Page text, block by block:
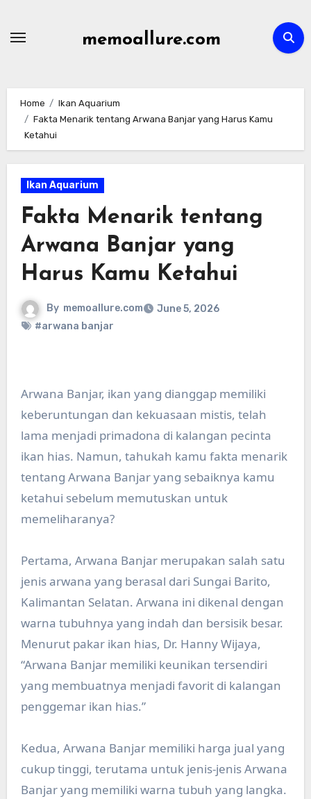
memoallure.com
Home
Ikan Aquarium
Fakta Menarik tentang Arwana Banjar yang Harus Kamu
Ketahui
Ikan Aquarium
Fakta Menarik tentang
Arwana Banjar yang
Harus Kamu Ketahui
By memoallure.com
June 5, 2026
#arwana banjar
Arwana Banjar, ikan yang dianggap memiliki
keberuntungan dan kekuasaan mistis, telah
lama menjadi primadona di kalangan pecinta
ikan hias. Namun, tahukah kamu fakta menarik
tentang Arwana Banjar yang sebaiknya kamu
ketahui sebelum memutuskan untuk
memeliharanya?
Pertama, Arwana Banjar merupakan salah satu
jenis arwana yang berasal dari Sungai Barito,
Kalimantan Selatan. Arwana ini dikenal dengan
warna tubuhnya yang indah dan bersisik besar.
Menurut pakar ikan hias, Dr. Hanny Wijaya,
“Arwana Banjar memiliki keunikan tersendiri
yang membuatnya menjadi favorit di kalangan
penggemar ikan hias.”
Kedua, Arwana Banjar memiliki harga jual yang
cukup tinggi, terutama untuk jenis-jenis Arwana
Banjar yang memiliki warna tubuh yang langka.